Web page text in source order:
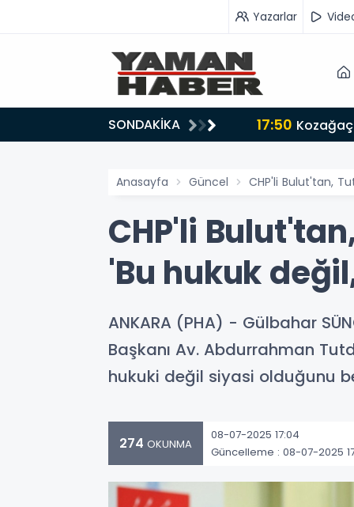
Yazarlar
SONDAKİKA
iş birliği mesajı 17:50
Anasayfa Güncel CHP'li Bulut'tan,
CHP'li
'Bu hukuk
ANKARA (PHA) - Gülbahar
Başkanı Av. Abdurrahman
hukuki değil siyasi olduğunu
274 OKUNMA
08-07-2025 17:04
Güncelleme : 08-07-2025